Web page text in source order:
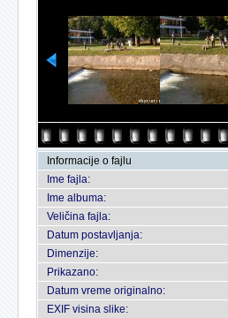
Informacije o fajlu
Ime fajla:
Ime albuma:
Veličina fajla:
Datum postavljanja:
Dimenzije:
Prikazano:
Datum vreme originalno:
EXIF visina slike: